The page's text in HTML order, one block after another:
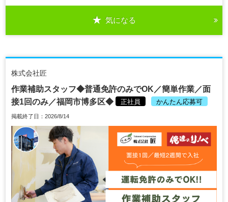
気になる
株式会社匠
作業補助スタッフ◆普通免許のみでOK／簡単作業／面
接1回のみ／福岡市博多区◆
正社員 かんたん応募可
掲載終了日：2026/8/14